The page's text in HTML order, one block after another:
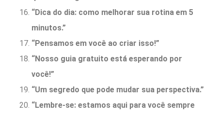
“Dica do dia: como melhorar sua rotina em 5
minutos.”
“Pensamos em você ao criar isso!”
“Nosso guia gratuito está esperando por
você!”
“Um segredo que pode mudar sua perspectiva.”
“Lembre-se: estamos aqui para você sempre